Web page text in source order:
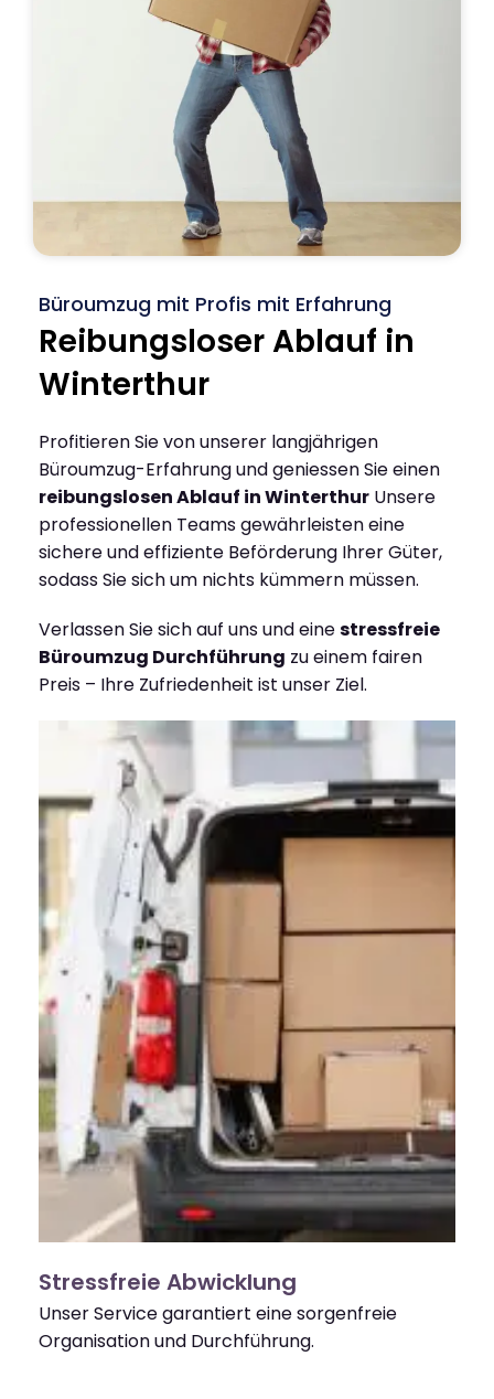
Büroumzug mit Profis mit Erfahrung
Reibungsloser Ablauf in
Winterthur
Profitieren Sie von unserer langjährigen
Büroumzug-Erfahrung und geniessen Sie einen
reibungslosen Ablauf in Winterthur Unsere
professionellen Teams gewährleisten eine
sichere und effiziente Beförderung Ihrer Güter,
sodass Sie sich um nichts kümmern müssen.
Verlassen Sie sich auf uns und einestressfreie
Büroumzug Durchführung zu einem fairen
Preis – Ihre Zufriedenheit ist unser Ziel.
Stressfreie Abwicklung
Unser Service garantiert eine sorgenfreie
Organisation und Durchführung.